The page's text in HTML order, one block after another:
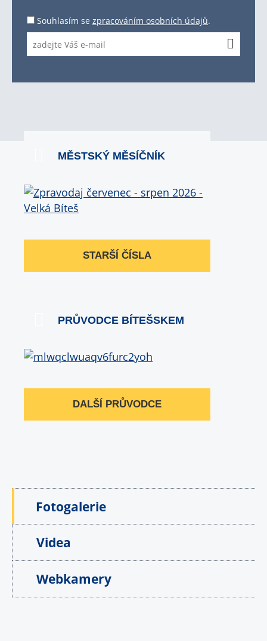
Souhlasím se zpracováním osobních údajů.
MĚSTSKÝ MĚSÍČNÍK
STARŠÍ ČÍSLA
PRŮVODCE BÍTEŠSKEM
DALŠÍ PRŮVODCE
Fotogalerie
Videa
Webkamery